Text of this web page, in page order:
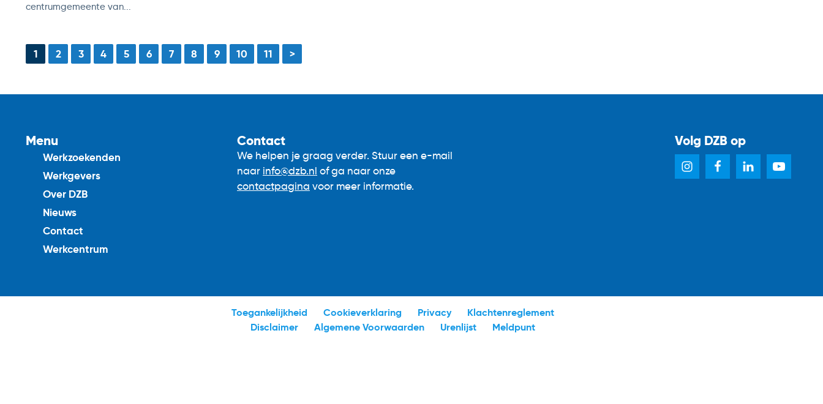
centrumgemeente van...
1 2 3 4 5 6 7 8 9 10 11 >
Menu
Werkzoekenden
Werkgevers
Over DZB
Nieuws
Contact
Werkcentrum
Contact
We helpen je graag verder. Stuur een e-mail
naar info@dzb.nl of ga naar onze
contactpagina voor meer informatie.
Volg DZB op
Toegankelijkheid Cookieverklaring Privacy
Klachtenreglement
Disclaimer
Algemene Voorwaarden Urenlijst Meldpunt